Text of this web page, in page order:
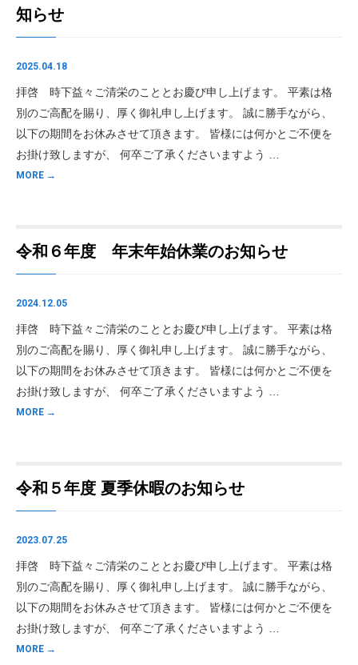
知らせ
2025.04.18
拝啓 時下益々ご清栄のこととお慶び申し上げます。 平素は格
別のご高配を賜り、厚く御礼申し上げます。 誠に勝手ながら、
以下の期間をお休みさせて頂きます。 皆様には何かとご不便を
お掛け致しますが、 何卒ご了承くださいますよう …
MORE →
令和６年度 年末年始休業のお知らせ
2024.12.05
拝啓 時下益々ご清栄のこととお慶び申し上げます。 平素は格
別のご高配を賜り、厚く御礼申し上げます。 誠に勝手ながら、
以下の期間をお休みさせて頂きます。 皆様には何かとご不便を
お掛け致しますが、 何卒ご了承くださいますよう …
MORE →
令和５年度 夏季休暇のお知らせ
2023.07.25
拝啓 時下益々ご清栄のこととお慶び申し上げます。 平素は格
別のご高配を賜り、厚く御礼申し上げます。 誠に勝手ながら、
以下の期間をお休みさせて頂きます。 皆様には何かとご不便を
お掛け致しますが、 何卒ご了承くださいますよう …
MORE →